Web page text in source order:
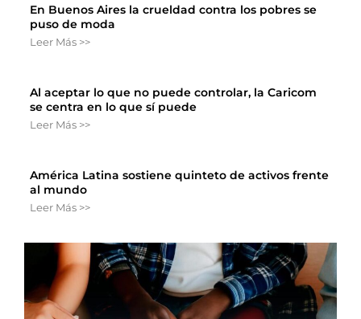
En Buenos Aires la crueldad contra los pobres se
puso de moda
Leer Más >>
Al aceptar lo que no puede controlar, la Caricom
se centra en lo que sí puede
Leer Más >>
América Latina sostiene quinteto de activos frente
al mundo
Leer Más >>